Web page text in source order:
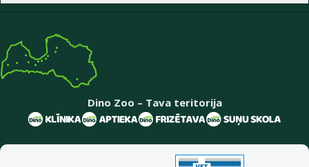
Dino Zoo – Tava teritorija